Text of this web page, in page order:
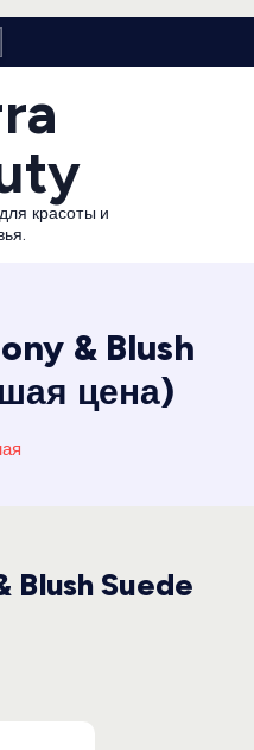
красоты и
& Blush
цена)
Blush Suede